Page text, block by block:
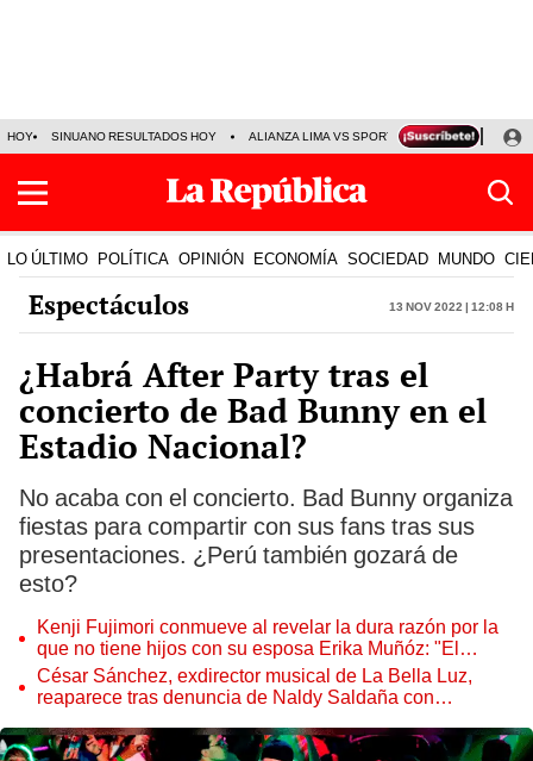
HOY SINUANO RESULTADOS HOY ALIANZA LIMA VS SPORT BOYS JORGE
LO ÚLTIMO POLÍTICA OPINIÓN ECONOMÍA SOCIEDAD MUNDO
Espectáculos 13 Nov 2022 | 12:08 h
¿Habrá After Party tras el
concierto de Bad Bunny en el
Estadio Nacional?
No acaba con el concierto. Bad Bunny organiza
fiestas para compartir con sus fans tras sus
presentaciones. ¿Perú también gozará de
esto?
Kenji Fujimori conmueve al revelar la dura razón por la
que no tiene hijos con su esposa Erika Muñóz: "El
proceso judicial"
César Sánchez, exdirector musical de La Bella Luz,
reaparece tras denuncia de Naldy Saldaña con